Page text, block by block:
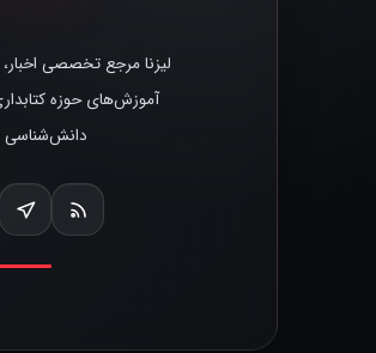
لیزنا مرجع تخصصی اخبار،
آموزش‌های حوزه